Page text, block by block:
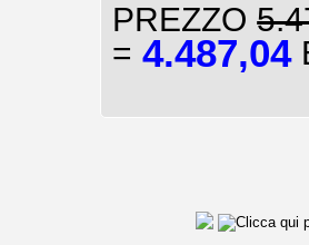
PREZZO
=4.487,04